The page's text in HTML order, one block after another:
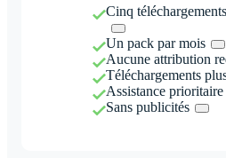
Cinq
Un pack par mois
Aucune attribution
Téléchargements
Assistance prioritaire
Sans publicités